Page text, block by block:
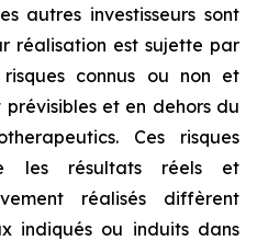
autres investisseurs sont
réalisation est sujette par
connus ou non et
et en dehors du
Ces risques
les résultats réels et
réalisés diffèrent
indiqués ou induits dans